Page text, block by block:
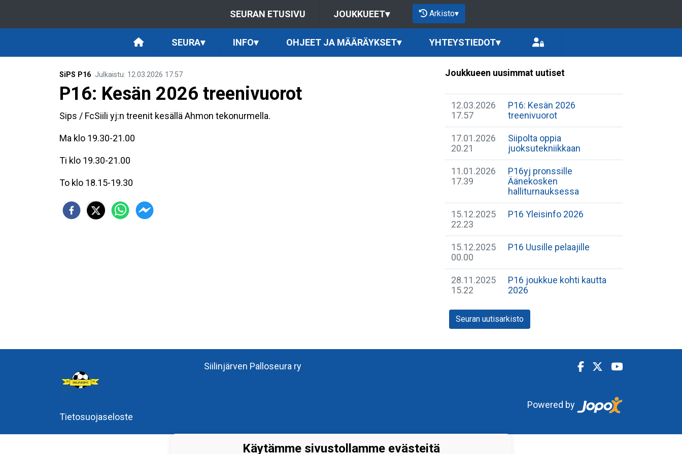
SEURAN ETUSIVU JOUKKUEET▾ Arkisto▾
SEURA▾ INFO▾ OHJEET JA MÄÄRÄYKSET▾ YHTEYSTIEDOT▾
SiPS P16 Julkaistu: 12.03.2026 17.57
P16: Kesän 2026 treenivuorot
Sips / FcSiili yj:n treenit kesällä Ahmon tekonurmella.
Ma klo 19.30-21.00
Ti klo 19.30-21.00
To klo 18.15-19.30
Joukkueen uusimmat uutiset
12.03.2026
17.57
P16: Kesän 2026
treenivuorot
17.01.2026
20.21
Siipolta oppia
juoksutekniikkaan
11.01.2026
17.39
P16yj pronssille
Äänekosken
halliturnauksessa
15.12.2025
22.23
P16 Yleisinfo 2026
15.12.2025
00.00
P16 Uusille pelaajille
28.11.2025
15.22
P16 joukkue kohti kautta
2026
Seuran uutisarkisto
Tietosuojaseloste
Siilinjärven Palloseura ry
Powered by
Käytämme sivustollamme evästeitä